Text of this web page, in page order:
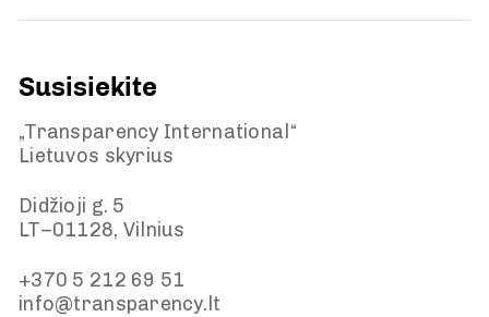
Susisiekite
„Transparency International“
Lietuvos skyrius
Didžioji g. 5
LT–01128, Vilnius
+370 5 212 69 51
info@transparency.lt